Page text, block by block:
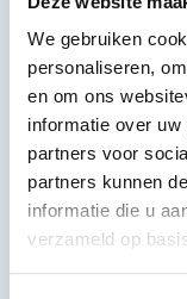
We gebruiken
personaliseren,
en om ons
informatie over
partners voor
partners kunnen
informatie die u
verzameld op
2x